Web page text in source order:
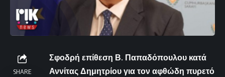
SHARE
Σφοδρή επίθεση Β. Παπαδόπουλου κατά
Αννίτας Δημητρίου για τον αφθώδη πυρετό